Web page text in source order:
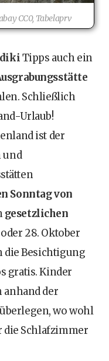
CC0, Tabelaprv
Tipps auch ein
Schließlich
Urlaub!
ist der
und
Sonntag von
gesetzlichen
28. Oktober
die Besichtigung
gratis. Kinder
anhand der
wo wohl
die Schlafzimmer